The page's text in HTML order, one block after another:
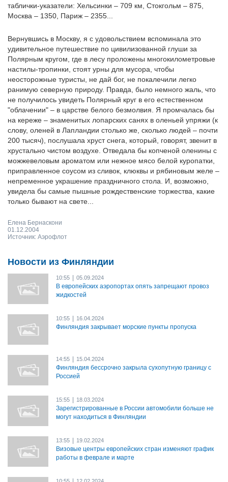
таблички-указатели: Хельсинки – 709 км, Стокгольм – 875,
Москва – 1350, Париж – 2355...
Вернувшись в Москву, я с удовольствием вспоминала это
удивительное путешествие по цивилизованной глуши за
Полярным кругом, где в лесу проложены многокилометровые
настилы-тропинки, стоят урны для мусора, чтобы
неосторожные туристы, не дай бог, не покалечили легко
ранимую северную природу. Правда, было немного жаль, что
не получилось увидеть Полярный круг в его естественном
"облачении" – в царстве белого безмолвия. Я промчалась бы
на кереже – знаменитых лопарских санях в оленьей упряжи (к
слову, оленей в Лапландии столько же, сколько людей – почти
200 тысяч), послушала хруст снега, который, говорят, звенит в
хрустально чистом воздухе. Отведала бы копченой оленины с
можжевеловым ароматом или нежное мясо белой куропатки,
приправленное соусом из сливок, клюквы и рябиновым желе –
непременное украшение праздничного стола. И, возможно,
увидела бы самые пышные рождественские торжества, какие
только бывают на свете...
Елена Бернаскони
01.12.2004
Источник: Аэрофлот
Новости из Финляндии
10:55 05.09.2024
В европейских аэропортах опять запрещают провоз
жидкостей
10:55 16.04.2024
Финляндия закрывает морские пункты пропуска
14:55 15.04.2024
Финляндия бессрочно закрыла сухопутную границу с
Россией
15:55 18.03.2024
Зарегистрированные в России автомобили больше не
могут находиться в Финляндии
13:55 19.02.2024
Визовые центры европейских стран изменяют график
работы в феврале и марте